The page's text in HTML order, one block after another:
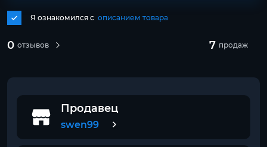
0 отзывов 7 продаж
Я ознакомился с описанием товара
Продавец
swen99